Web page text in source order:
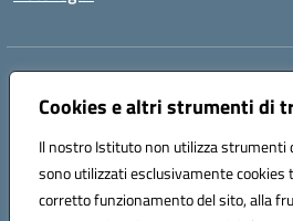
Cookies e altri strumenti di
Il nostro Istituto non utilizza strumenti
sono utilizzati esclusivamente cookies
corretto funzionamento del sito, alla
Indirizzo:
Centralino:096721161 Email:
Codice fiscale: 84000710792
Codice meccanografico:
CZIC869004
Codice unico di fatturazione (CUF): UFKGA0